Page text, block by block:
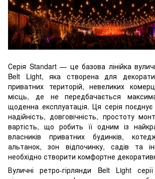
Серія Standart — це базова лінійка
Belt Light, яка створена для
приватних територій, невеликих
місць, де не передбачається
щоденна експлуатація. Ця серія
надійність, довговічність, простоту
вартість, що робить її одним із
власників приватних будинків,
альтанок, зон відпочинку, садів та
необхідно створити комфортне
Вуличні ретро-гірлянди Belt Light